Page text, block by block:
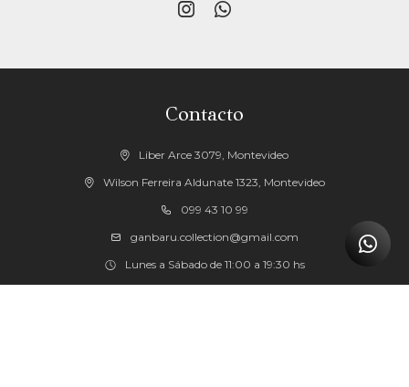
Contacto
Liber Arce 3079, Montevideo
Wilson Ferreira Aldunate 1323, Montevideo
099 43 10 99
ganbaru.collection@gmail.com
Lunes a Sábado de 11:00 a 19:30 hs
 